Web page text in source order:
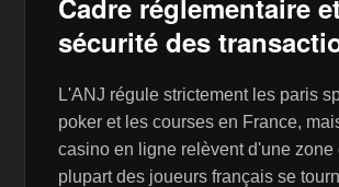
Cadre réglementaire
sécurité des
L'ANJ régule strictement les paris
poker et les courses en France,
casino en ligne relèvent d'une zone
plupart des joueurs français se